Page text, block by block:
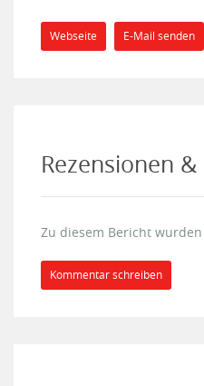
Webseite E-Mail senden
Rezensionen &
Zu diesem Bericht wurden
Kommentar schreiben